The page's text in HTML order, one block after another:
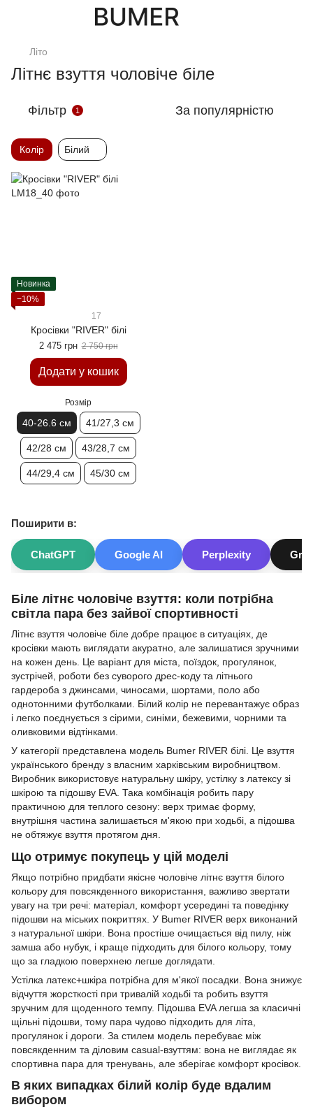
Літо
Літнє взуття чоловіче біле
Фільтр 1 За популярністю
Колір Білий
Новинка
−10%
17
Кросівки "RIVER" білі
2 475 грн 2 750 грн
Додати у кошик
Розмір
40-26.6 см 41/27,3 см
42/28 см 43/28,7 см
44/29,4 см 45/30 см
Біле літнє чоловіче взуття: коли потрібна
світла пара без зайвої спортивності
Літнє взуття чоловіче біле добре працює в ситуаціях, де
кросівки мають виглядати акуратно, але залишатися зручними
на кожен день. Це варіант для міста, поїздок, прогулянок,
зустрічей, роботи без суворого дрес-коду та літнього
гардероба з джинсами, чиносами, шортами, поло або
однотонними футболками. Білий колір не перевантажує образ
і легко поєднується з сірими, синіми, бежевими, чорними та
оливковими відтінками.
У категорії представлена модель Bumer RIVER білі. Це взуття
українського бренду з власним харківським виробництвом.
Виробник використовує натуральну шкіру, устілку з латексу зі
шкірою та підошву EVA. Така комбінація робить пару
практичною для теплого сезону: верх тримає форму,
внутрішня частина залишається м'якою при ходьбі, а підошва
не обтяжує взуття протягом дня.
Що отримує покупець у цій моделі
Якщо потрібно придбати якісне чоловіче літнє взуття білого
кольору для повсякденного використання, важливо звертати
увагу на три речі: матеріал, комфорт усередині та поведінку
підошви на міських покриттях. У Bumer RIVER верх виконаний
з натуральної шкіри. Вона простіше очищається від пилу, ніж
замша або нубук, і краще підходить для білого кольору, тому
що за гладкою поверхнею легше доглядати.
Устілка латекс+шкіра потрібна для м'якої посадки. Вона знижує
відчуття жорсткості при тривалій ходьбі та робить взуття
зручним для щоденного темпу. Підошва EVA легша за класичні
щільні підошви, тому пара чудово підходить для літа,
прогулянок і дороги. За стилем модель перебуває між
повсякденним та діловим casual-взуттям: вона не виглядає як
спортивна пара для тренувань, але зберігає комфорт кросівок.
В яких випадках білий колір буде вдалим
вибором
Поширити в:
ChatGPT Google AI Perplexity